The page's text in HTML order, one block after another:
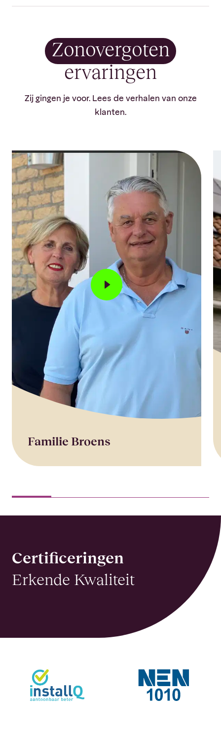
Zonovergoten
ervaringen
Zij gingen je voor. Lees de verhalen van onze
klanten.
Familie Broens
Certificeringen
Erkende Kwaliteit